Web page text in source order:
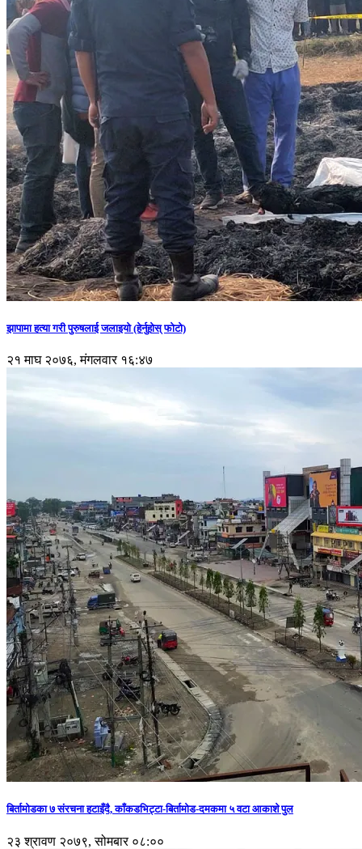
झापामा हत्या गरी पुरुषलाई जलाइयो (हेर्नुहाेस् फाेटाे)
२१ माघ २०७६, मंगलवार १६:४७
बिर्तामोडका ७ संरचना हटाइँदै, काँकडभिट्टा-बिर्तामोड-दमकमा ५ वटा आकाशे पुल
२३ श्रावण २०७९, सोमबार ०८:००